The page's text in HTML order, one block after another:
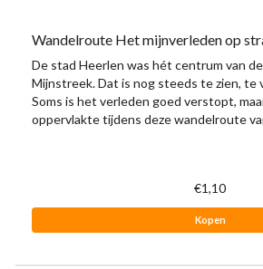
Wandelroute Het mijnverleden op
De stad Heerlen was hét centrum van
Mijnstreek. Dat is nog steeds te zien, te
Soms is het verleden goed verstopt,
oppervlakte tijdens deze wandelroute
€1,10
Kopen